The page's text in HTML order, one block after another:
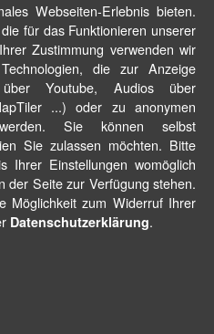
Webseiten-Erlebnis bieten.
für das Funktionieren unserer
Zustimmung verwenden wir
die zur Anzeige
Youtube, Audios über
...) oder zu anonymen
Sie können selbst
Sie zulassen möchten. Bitte
Ihrer Einstellungen womöglich
der Seite zur Verfügung stehen.
Möglichkeit zum Widerruf Ihrer
Datenschutzerklärung.